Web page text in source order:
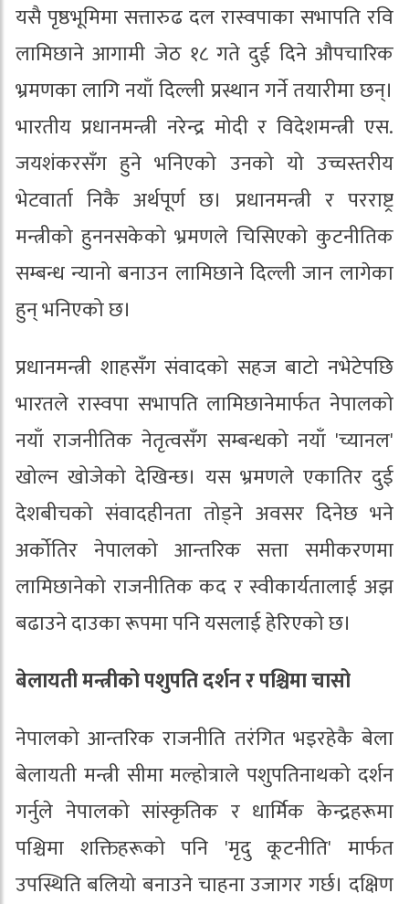
यसै पृष्ठभूमिमा सत्तारुढ दल रास्वपाका सभापति रवि
लामिछाने आगामी जेठ १८ गते दुई दिने औपचारिक
भ्रमणका लागि नयाँ दिल्ली प्रस्थान गर्ने तयारीमा छन्।
भारतीय प्रधानमन्त्री नरेन्द्र मोदी र विदेशमन्त्री एस.
जयशंकरसँग हुने भनिएको उनको यो उच्चस्तरीय
भेटवार्ता निकै अर्थपूर्ण छ। प्रधानमन्त्री र परराष्ट्र
मन्त्रीको हुननसकेको भ्रमणले चिसिएको कुटनीतिक
सम्बन्ध न्यानो बनाउन लामिछाने दिल्ली जान लागेका
हुन् भनिएको छ।
प्रधानमन्त्री शाहसँग संवादको सहज बाटो नभेटेपछि
भारतले रास्वपा सभापति लामिछानेमार्फत नेपालको
नयाँ राजनीतिक नेतृत्वसँग सम्बन्धको नयाँ 'च्यानल'
खोल्न खोजेको देखिन्छ। यस भ्रमणले एकातिर दुई
देशबीचको संवादहीनता तोड्ने अवसर दिनेछ भने
अर्कोतिर नेपालको आन्तरिक सत्ता समीकरणमा
लामिछानेको राजनीतिक कद र स्वीकार्यतालाई अझ
बढाउने दाउका रूपमा पनि यसलाई हेरिएको छ।
बेलायती मन्त्रीको पशुपति दर्शन र पश्चिमा चासो
नेपालको आन्तरिक राजनीति तरंगित भइरहेकै बेला
बेलायती मन्त्री सीमा मल्होत्राले पशुपतिनाथको दर्शन
गर्नुले नेपालको सांस्कृतिक र धार्मिक केन्द्रहरूमा
पश्चिमा शक्तिहरूको पनि 'मृदु कूटनीति' मार्फत
उपस्थिति बलियो बनाउने चाहना उजागर गर्छ। दक्षिण